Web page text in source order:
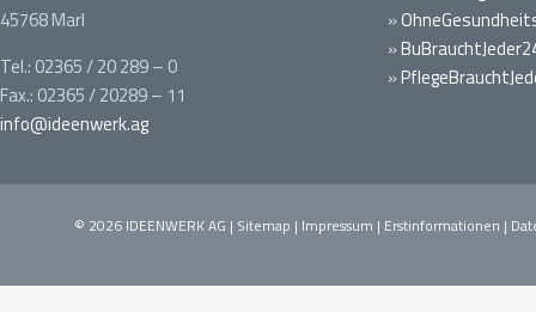
45768 Marl
Tel.: 02365 / 20 289 – 0
Fax.: 02365 / 20289 – 11
info@ideenwerk.ag
»
»
»
© 2026 IDEENWERK AG | Sitemap | Impressum | Erstinformationen |